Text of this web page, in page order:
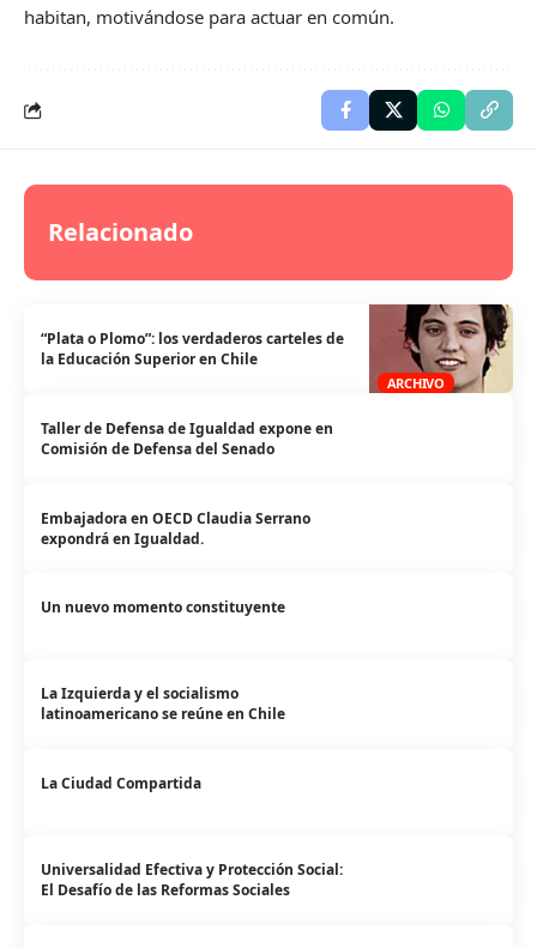
habitan, motivándose para actuar en común.
Relacionado
ARCHIVO
“Plata o Plomo”: los verdaderos carteles de
la Educación Superior en Chile
Taller de Defensa de Igualdad expone en
Comisión de Defensa del Senado
Embajadora en OECD Claudia Serrano
expondrá en Igualdad.
Un nuevo momento constituyente
La Izquierda y el socialismo
latinoamericano se reúne en Chile
La Ciudad Compartida
Universalidad Efectiva y Protección Social:
El Desafío de las Reformas Sociales